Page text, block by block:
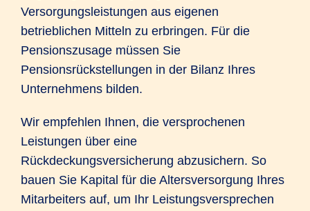
Versorgungsleistungen aus eigenen
betrieblichen Mitteln zu erbringen. Für die
Pensionszusage müssen Sie
Pensionsrückstellungen in der Bilanz Ihres
Unternehmens bilden.
Wir empfehlen Ihnen, die versprochenen
Leistungen über eine
Rückdeckungsversicherung abzusichern. So
bauen Sie Kapital für die Altersversorgung Ihres
Mitarbeiters auf, um Ihr Leistungsversprechen